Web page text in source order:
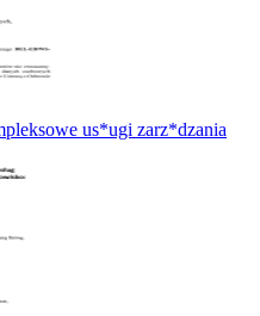
us*ugi zarz*dzania